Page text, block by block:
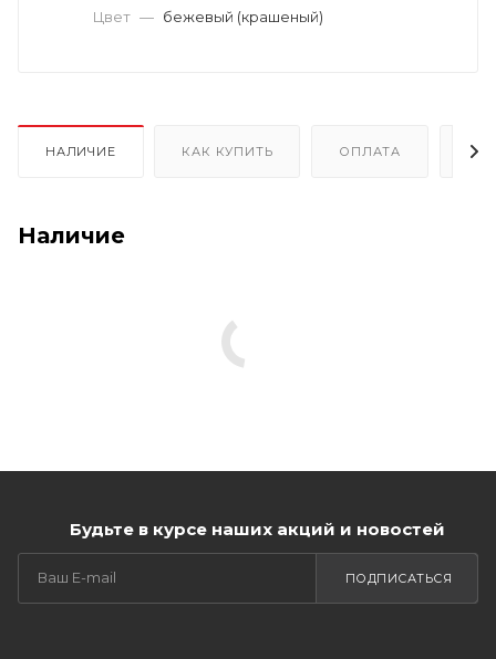
Цвет — бежевый (крашеный)
НАЛИЧИЕ КАК КУПИТЬ ОПЛАТА
Наличие
Будьте в курсе наших акций и новостей
ПОДПИСАТЬСЯ